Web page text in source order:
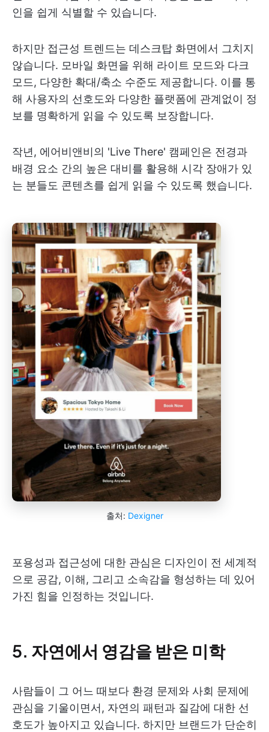
인을 쉽게 식별할 수 있습니다.
하지만 접근성 트렌드는 데스크탑 화면에서 그치지
않습니다. 모바일 화면을 위해 라이트 모드와 다크
모드, 다양한 확대/축소 수준도 제공합니다. 이를 통
해 사용자의 선호도와 다양한 플랫폼에 관계없이 정
보를 명확하게 읽을 수 있도록 보장합니다.
작년, 에어비앤비의 'Live There' 캠페인은 전경과
배경 요소 간의 높은 대비를 활용해 시각 장애가 있
는 분들도 콘텐츠를 쉽게 읽을 수 있도록 했습니다.
출처: Dexigner
포용성과 접근성에 대한 관심은 디자인이 전 세계적
으로 공감, 이해, 그리고 소속감을 형성하는 데 있어
가진 힘을 인정하는 것입니다.
5. 자연에서 영감을 받은 미학
사람들이 그 어느 때보다 환경 문제와 사회 문제에
관심을 기울이면서, 자연의 패턴과 질감에 대한 선
호도가 높아지고 있습니다. 하지만 브랜드가 단순히